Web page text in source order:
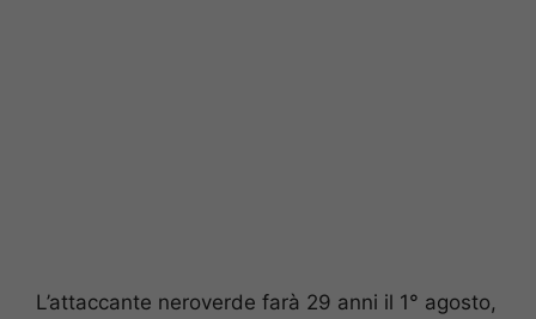
L’attaccante neroverde farà 29 anni il 1° agosto,